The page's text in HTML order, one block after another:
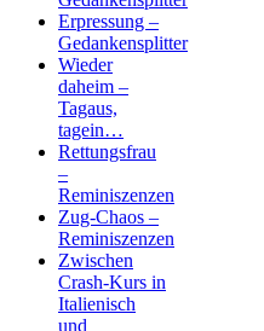
Erpressung –
Gedankensplitter
Wieder
daheim –
Tagaus,
tagein…
Rettungsfrau
–
Reminiszenzen
Zug-Chaos –
Reminiszenzen
Zwischen
Crash-Kurs in
Italienisch
und